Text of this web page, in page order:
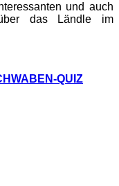
und auch
das Ländle im
QUIZ